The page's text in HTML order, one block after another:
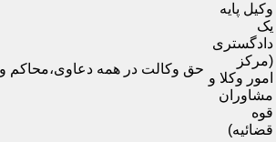
وکیل پایه
یک
دادگستری
(مرکز
امور وکلا و
مشاوران
قوه
قضائیه)
حق وکالت در همه دعاوی،محاکم